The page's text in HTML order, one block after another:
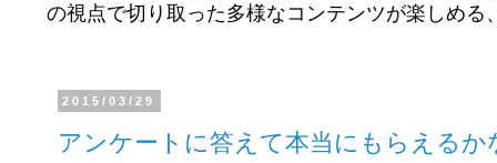
の視点で切り取った多様なコンテンツが楽しめ
2015/03/29
アンケートに答えて本当にもらえるか